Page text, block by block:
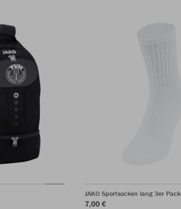
JAKO Sportsocken lang 3er Pack
7,00 €